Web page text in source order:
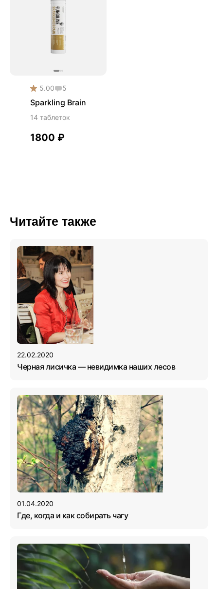
5.00 5
Sparkling Brain
14 таблеток
1800 ₽
Читайте также
22.02.2020
Черная лисичка — невидимка наших лесов
01.04.2020
Где, когда и как собирать чагу